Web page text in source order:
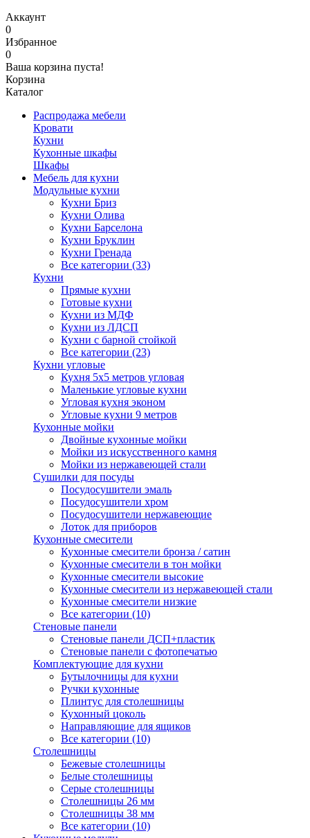
Аккаунт
0
Избранное
0
Ваша корзина пуста!
Корзина
Каталог
Распродажа мебели
Кровати
Кухни
Кухонные шкафы
Шкафы
Мебель для кухни
Модульные кухни
Кухни Бриз
Кухни Олива
Кухни Барселона
Кухни Бруклин
Кухни Гренада
Все категории (33)
Кухни
Прямые кухни
Готовые кухни
Кухни из МДФ
Кухни из ЛДСП
Кухни с барной стойкой
Все категории (23)
Кухни угловые
Кухня 5х5 метров угловая
Маленькие угловые кухни
Угловая кухня эконом
Угловые кухни 9 метров
Кухонные мойки
Двойные кухонные мойки
Мойки из искусственного камня
Мойки из нержавеющей стали
Сушилки для посуды
Посудосушители эмаль
Посудосушители хром
Посудосушители нержавеющие
Лоток для приборов
Кухонные смесители
Кухонные смесители бронза / сатин
Кухонные смесители в тон мойки
Кухонные смесители высокие
Кухонные смесители из нержавеющей стали
Кухонные смесители низкие
Все категории (10)
Стеновые панели
Стеновые панели ДСП+пластик
Стеновые панели с фотопечатью
Комплектующие для кухни
Бутылочницы для кухни
Ручки кухонные
Плинтус для столешницы
Кухонный цоколь
Направляющие для ящиков
Все категории (10)
Столешницы
Бежевые столешницы
Белые столешницы
Серые столешницы
Столешницы 26 мм
Столешницы 38 мм
Все категории (10)